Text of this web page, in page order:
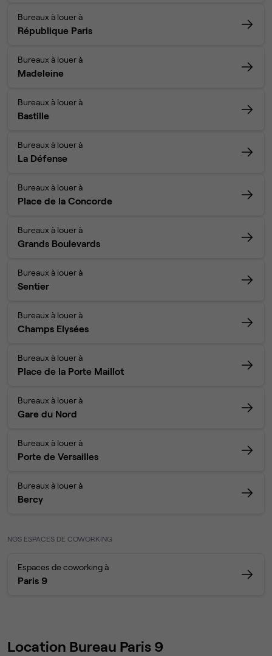
Bureaux à louer à
République Paris
Bureaux à louer à
Madeleine
Bureaux à louer à
Bastille
Bureaux à louer à
La Défense
Bureaux à louer à
Place de la Concorde
Bureaux à louer à
Grands Boulevards
Bureaux à louer à
Sentier
Bureaux à louer à
Champs Elysées
Bureaux à louer à
Place de la Porte Maillot
Bureaux à louer à
Gare du Nord
Bureaux à louer à
Porte de Versailles
Bureaux à louer à
Bercy
NOS ESPACES DE COWORKING
Espaces de coworking à
Paris 9
Location Bureau Paris 9